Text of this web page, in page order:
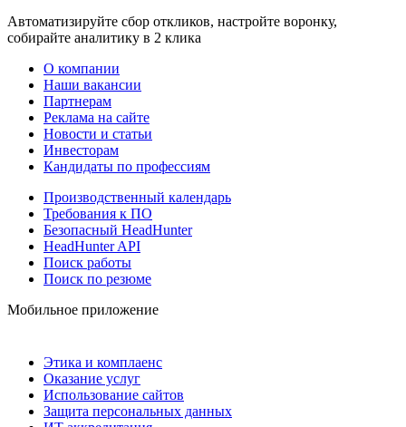
Автоматизируйте сбор откликов, настройте воронку,
собирайте аналитику в 2 клика
О компании
Наши вакансии
Партнерам
Реклама на сайте
Новости и статьи
Инвесторам
Кандидаты по профессиям
Производственный календарь
Требования к ПО
Безопасный HeadHunter
HeadHunter API
Поиск работы
Поиск по резюме
Мобильное приложение
Этика и комплаенс
Оказание услуг
Использование сайтов
Защита персональных данных